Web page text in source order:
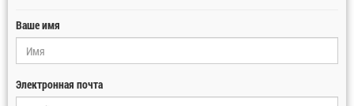
Ваше имя
Электронная почта